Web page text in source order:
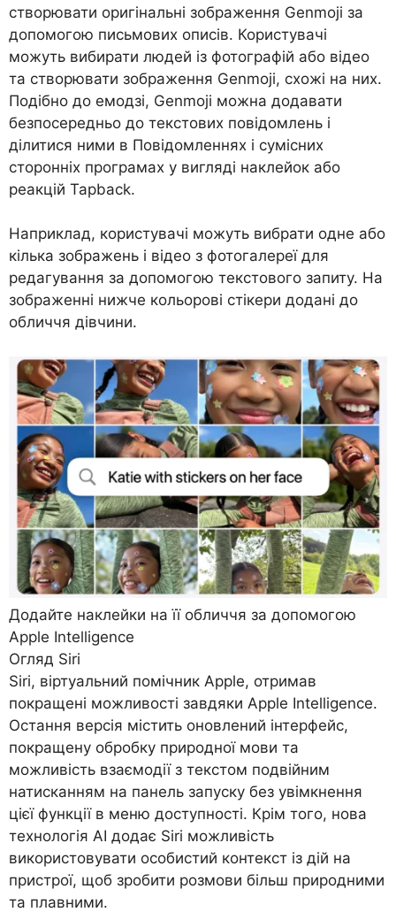
створювати оригінальні зображення Genmoji за
допомогою письмових описів. Користувачі
можуть вибирати людей із фотографій або відео
та створювати зображення Genmoji, схожі на них.
Подібно до емодзі, Genmoji можна додавати
безпосередньо до текстових повідомлень і
ділитися ними в Повідомленнях і сумісних
сторонніх програмах у вигляді наклейок або
реакцій Tapback.
Наприклад, користувачі можуть вибрати одне або
кілька зображень і відео з фотогалереї для
редагування за допомогою текстового запиту. На
зображенні нижче кольорові стікери додані до
обличчя дівчини.
Додайте наклейки на її обличчя за допомогою
Apple Intelligence
Огляд Siri
Siri, віртуальний помічник Apple, отримав
покращені можливості завдяки Apple Intelligence.
Остання версія містить оновлений інтерфейс,
покращену обробку природної мови та
можливість взаємодії з текстом подвійним
натисканням на панель запуску без увімкнення
цієї функції в меню доступності. Крім того, нова
технологія AI додає Siri можливість
використовувати особистий контекст із дій на
пристрої, щоб зробити розмови більш природними
та плавними.